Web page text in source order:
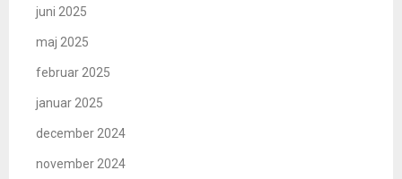
juni 2025
maj 2025
februar 2025
januar 2025
december 2024
november 2024